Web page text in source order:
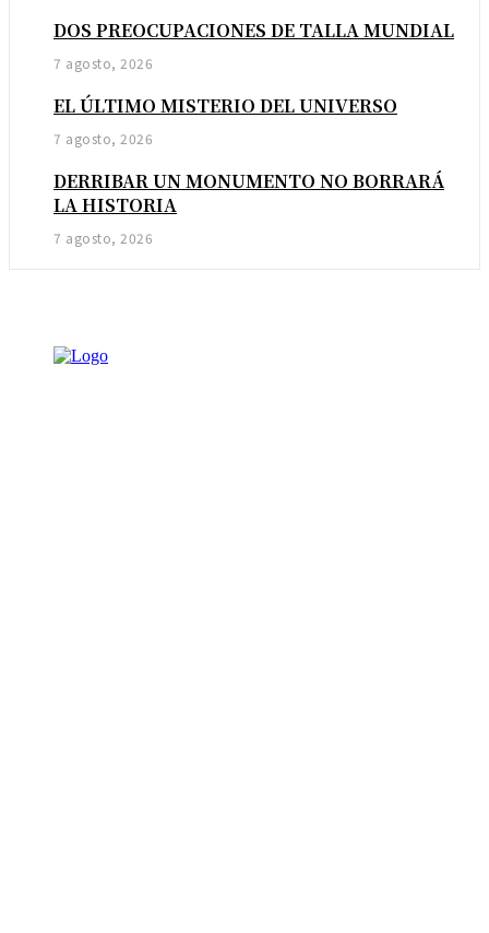
DOS PREOCUPACIONES DE TALLA MUNDIAL
7 agosto, 2026
EL ÚLTIMO MISTERIO DEL UNIVERSO
7 agosto, 2026
DERRIBAR UN MONUMENTO NO BORRARÁ
LA HISTORIA
7 agosto, 2026